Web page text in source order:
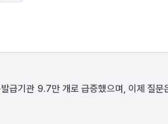
급기관 9.7만 개로 급증했으며, 이제 질